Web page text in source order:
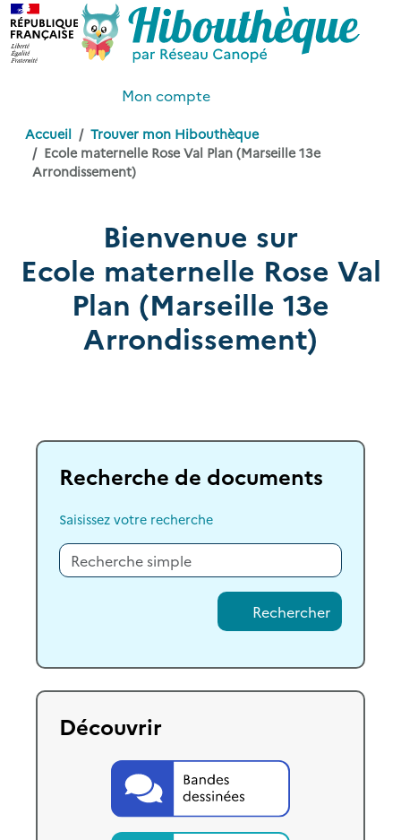
Mon compte
Accueil
Trouver mon Hibouthèque
Ecole maternelle Rose Val Plan (Marseille 13e
Arrondissement)
Bienvenue sur
Ecole maternelle Rose Val
Plan (Marseille 13e
Arrondissement)
Recherche de documents
Saisissez votre recherche
Rechercher
Découvrir